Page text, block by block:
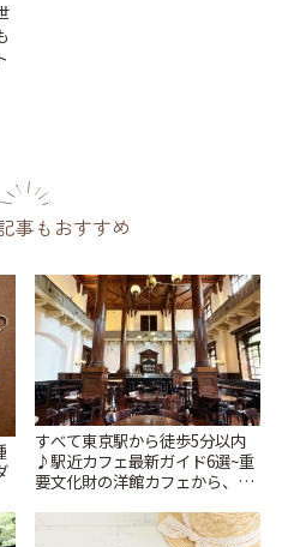
事もおすすめ
すべて東京駅から徒歩5分以内
♪駅近カフェ最新ガイド6選~重
要文化財の洋館カフェから、改